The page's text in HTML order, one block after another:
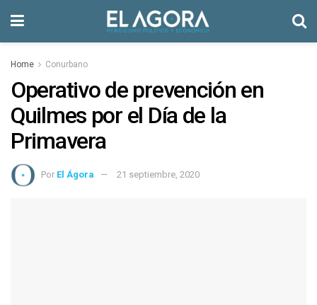
Home Conurbano
Operativo de prevención en
Quilmes por el Día de la
Primavera
Por El Ágora 21 septiembre, 2020